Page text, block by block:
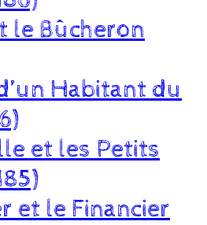
le Bûcheron
Habitant du
et les Petits
et le Financier